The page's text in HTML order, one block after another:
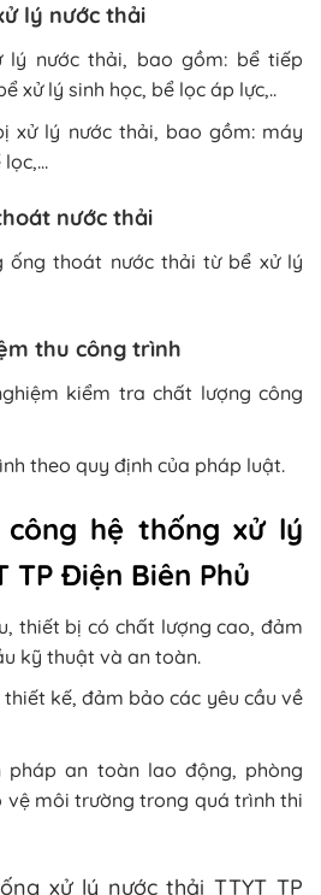
lý nước thải
lý nước thải, bao gồm: bể tiếp
xử lý sinh học, bể lọc áp lực,..
xử lý nước thải, bao gồm: máy
lọc,…
nước thải
ống thoát nước thải từ bể xử lý
thu công trình
kiểm tra chất lượng công
theo quy định của pháp luật.
hệ thống xử lý
TP Điện Biên Phủ
thiết bị có chất lượng cao, đảm
kỹ thuật và an toàn.
kế, đảm bảo các yêu cầu về
pháp an toàn lao động, phòng
vệ môi trường trong quá trình thi
xử lý nước thải TTYT TP